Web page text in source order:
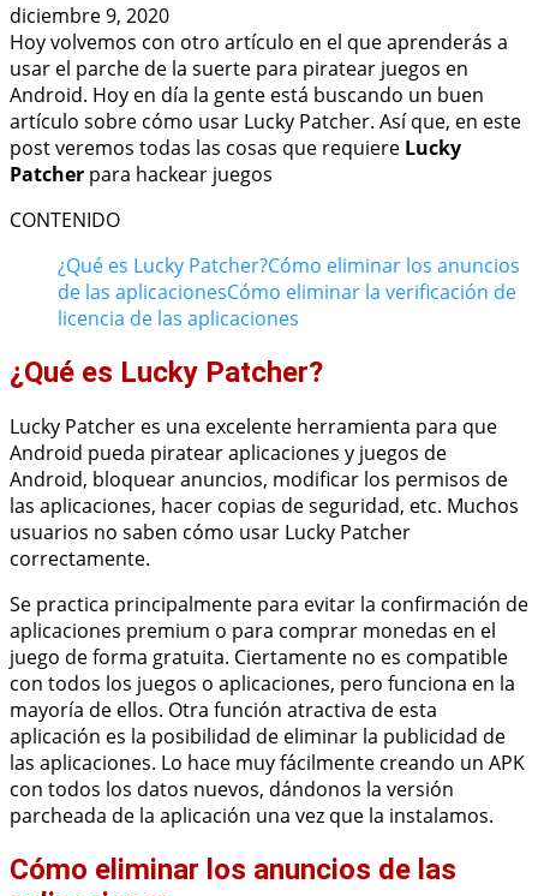
diciembre 9, 2020
Hoy volvemos con otro artículo en el que aprenderás a
usar el parche de la suerte para piratear juegos en
Android. Hoy en día la gente está buscando un buen
artículo sobre cómo usar Lucky Patcher. Así que, en este
post veremos todas las cosas que requiere Lucky
Patcher para hackear juegos
CONTENIDO
¿Qué es Lucky Patcher?Cómo eliminar los anuncios
de las aplicacionesCómo eliminar la verificación de
licencia de las aplicaciones
¿Qué es Lucky Patcher?
Lucky Patcher es una excelente herramienta para que
Android pueda piratear aplicaciones y juegos de
Android, bloquear anuncios, modificar los permisos de
las aplicaciones, hacer copias de seguridad, etc. Muchos
usuarios no saben cómo usar Lucky Patcher
correctamente.
Se practica principalmente para evitar la confirmación de
aplicaciones premium o para comprar monedas en el
juego de forma gratuita. Ciertamente no es compatible
con todos los juegos o aplicaciones, pero funciona en la
mayoría de ellos. Otra función atractiva de esta
aplicación es la posibilidad de eliminar la publicidad de
las aplicaciones. Lo hace muy fácilmente creando un APK
con todos los datos nuevos, dándonos la versión
parcheada de la aplicación una vez que la instalamos.
Cómo eliminar los anuncios de las